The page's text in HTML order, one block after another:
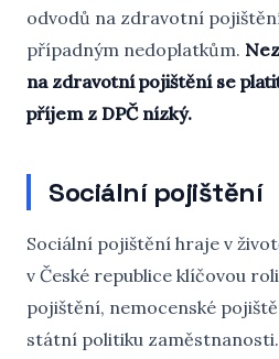
odvodů na zdravotní
případným nedoplatkům.
na zdravotní pojištění se
příjem z DPČ nízký.
Sociální pojištění
Sociální pojištění hraje v
v České republice klíčovou
pojištění, nemocenské
státní politiku zaměstnanosti.